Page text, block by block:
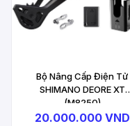
Bộ Nâng Cấp Điện Tử
SHIMANO DEORE XT
(M8250)
20.000.000 VND